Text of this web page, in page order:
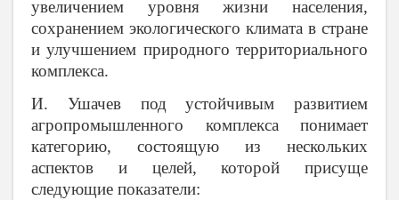
увеличением уровня жизни населения,
сохранением экологического климата в стране
и улучшением природного территориального
комплекса.
И. Ушачев под устойчивым развитием
агропромышленного комплекса понимает
категорию, состоящую из нескольких
аспектов и целей, которой присуще
следующие показатели: